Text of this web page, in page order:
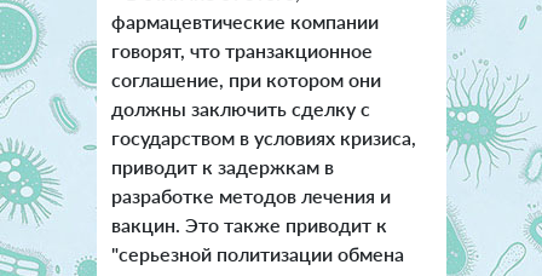
фармацевтические компании
говорят, что транзакционное
соглашение, при котором они
должны заключить сделку с
государством в условиях кризиса,
приводит к задержкам в
разработке методов лечения и
вакцин. Это также приводит к
"серьезной политизации обмена